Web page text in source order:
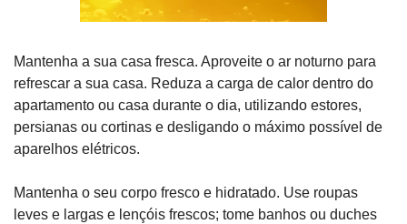
Mantenha a sua casa fresca. Aproveite o ar noturno para
refrescar a sua casa. Reduza a carga de calor dentro do
apartamento ou casa durante o dia, utilizando estores,
persianas ou cortinas e desligando o máximo possível de
aparelhos elétricos.
Mantenha o seu corpo fresco e hidratado. Use roupas
leves e largas e lençóis frescos; tome banhos ou duches